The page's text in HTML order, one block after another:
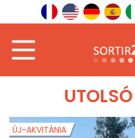
ÚJ-AKVITÁNIA